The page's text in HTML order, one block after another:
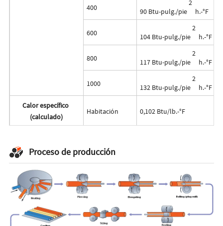
400 90 Btu-pulg./pie
2
h.-°F
600 104 Btu-pulg./pie
2
h.-°F
800 117 Btu-pulg./pie
2
h.-°F
1000 132 Btu-pulg./pie
2
h.-°F
Calor específico
(calculado)
Habitación 0,102 Btu/lb.-°F
Proceso de producción